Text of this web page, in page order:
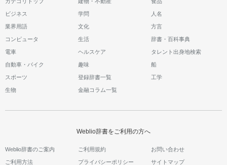
ビジネス 学問 人名
業界用語 文化 方言
コンピュータ 生活 辞書・百科事典
電車 ヘルスケア タレント出身地検索
自動車・バイク 趣味 船
スポーツ 登録辞書一覧 工学
生物 金融コラム一覧
Weblio辞書をご利用の方へ
Weblio辞書のご案内 ご利用規約 お問い合わせ
ご利用方法 プライバシーポリシー サイトマップ